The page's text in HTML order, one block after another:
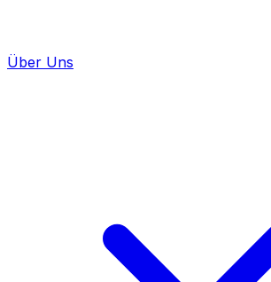
Über Uns